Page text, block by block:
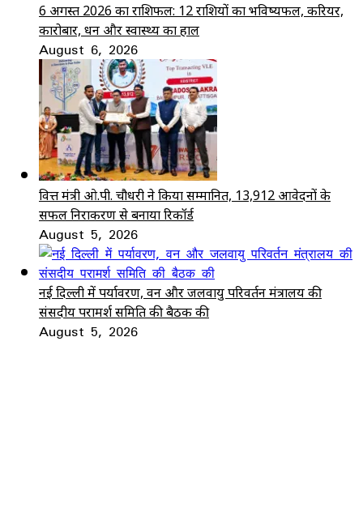
6 अगस्त 2026 का राशिफल: 12 राशियों का भविष्यफल, करियर,
कारोबार, धन और स्वास्थ्य का हाल
August 6, 2026
वित्त मंत्री ओ.पी. चौधरी ने किया सम्मानित, 13,912 आवेदनों के
सफल निराकरण से बनाया रिकॉर्ड
August 5, 2026
नई दिल्ली में पर्यावरण, वन और जलवायु परिवर्तन मंत्रालय की
संसदीय परामर्श समिति की बैठक की
August 5, 2026